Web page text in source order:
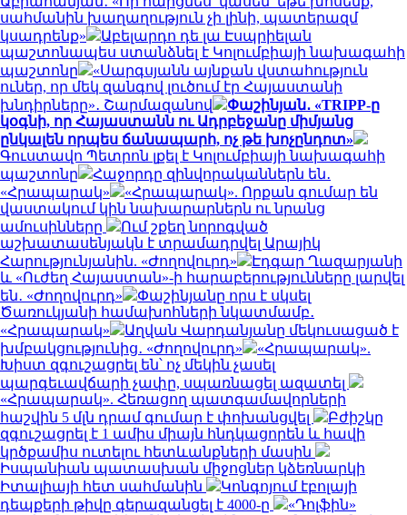
սահմանին խաղաղություն չի լինի, պատերազմ
կսադրենք»
Աբելարդո դե լա Էսպրիելան
պաշտոնապես ստանձնել է Կոլումբիայի նախագահի
պաշտոնը
«Սարգսյանն այնքան վստահություն
ուներ, որ մեկ զանգով լուծում էր Հայաստանի
խնդիրները»․ Շարմազանով
Փաշինյան․ «TRIPP-ը
կօգնի, որ Հայաստանն ու Ադրբեջանը միմյանց
ընկալեն որպես ճանապարհ, ոչ թե խոչընդոտ»
Գուստավո Պետրոն լքել է Կոլումբիայի նախագահի
պաշտոնը
Հաջորդը զինվորականներն են․
«Հրապարակ»
«Հրապարակ». Որքան գումար են
վաստակում կին նախարարներն ու նրանց
ամուսինները
Ում շքեղ նորոգված
աշխատասենյակն է տրամադրվել Արայիկ
Հարությունյանին. «Ժողովուրդ»
Էդգար Ղազարյանի
և «Ուժեղ Հայաստան»-ի հարաբերությունները լարվել
են․ «Ժողովուրդ»
Փաշինյանը որս է սկսել
Ծառուկյանի համախոհների նկատմամբ․
«Հրապարակ»
Աղվան Վարդանյանը մեկուսացած է
խմբակցությունից․ «Ժողովուրդ»
«Հրապարակ».
Խիստ զգուշացրել են՝ ոչ մեկին չասել
պարգեւավճարի չափը, սպառնացել ազատել
«Հրապարակ». Հեռացող պատգամավորների
հաշվին 5 մլն դրամ գումար է փոխանցվել
Բժիշկը
զգուշացրել է 1 ամիս միայն հնդկացորեն և հավի
կրծքամիս ուտելու հետևանքների մասին
Իսպանիան պատասխան միջոցներ կձեռնարկի
Իտալիայի հետ սահմանին
Կոնգոյում էբոլայի
դեպքերի թիվը գերազանցել է 4000-ը
«Դոլֆին»